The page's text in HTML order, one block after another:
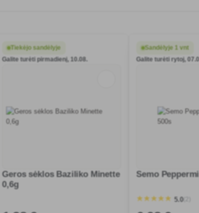
Tiekėjo sandėlyje
Galite turėti pirmadienį, 10.08.
Geros sėklos Baziliko Minette
0,6g
Sandėlyje 1 vnt
Galite turėti rytoj,
Semo
5.0(2)